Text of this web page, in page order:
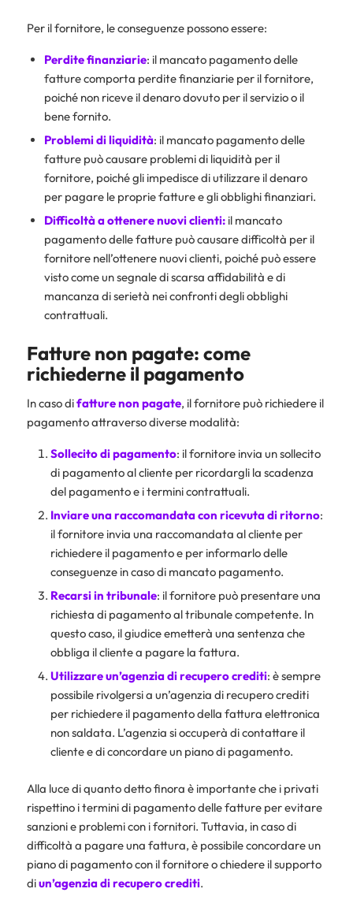
Per il fornitore, le conseguenze possono essere:
Perdite finanziarie: il mancato pagamento delle
fatture comporta perdite finanziarie per il fornitore,
poiché non riceve il denaro dovuto per il servizio o il
bene fornito.
Problemi di liquidità: il mancato pagamento delle
fatture può causare problemi di liquidità per il
fornitore, poiché gli impedisce di utilizzare il denaro
per pagare le proprie fatture e gli obblighi finanziari.
Difficoltà a ottenere nuovi clienti:il mancato
pagamento delle fatture può causare difficoltà per il
fornitore nell’ottenere nuovi clienti, poiché può essere
visto come un segnale di scarsa affidabilità e di
mancanza di serietà nei confronti degli obblighi
contrattuali.
Fatture non pagate: come
richiederne il pagamento
In caso difatture non pagate, il fornitore può richiedere il
pagamento attraverso diverse modalità:
Sollecito di pagamento: il fornitore invia un sollecito
di pagamento al cliente per ricordargli la scadenza
del pagamento e i termini contrattuali.
Inviare una raccomandata con ricevuta di ritorno:
il fornitore invia una raccomandata al cliente per
richiedere il pagamento e per informarlo delle
conseguenze in caso di mancato pagamento.
Recarsi in tribunale: il fornitore può presentare una
richiesta di pagamento al tribunale competente. In
questo caso, il giudice emetterà una sentenza che
obbliga il cliente a pagare la fattura.
Utilizzare un’agenzia di recupero crediti: è sempre
possibile rivolgersi a un’agenzia di recupero crediti
per richiedere il pagamento della fattura elettronica
non saldata. L’agenzia si occuperà di contattare il
cliente e di concordare un piano di pagamento.
Alla luce di quanto detto finora è importante che i privati
rispettino i termini di pagamento delle fatture per evitare
sanzioni e problemi con i fornitori. Tuttavia, in caso di
difficoltà a pagare una fattura, è possibile concordare un
piano di pagamento con il fornitore o chiedere il supporto
diun’agenzia di recupero crediti.